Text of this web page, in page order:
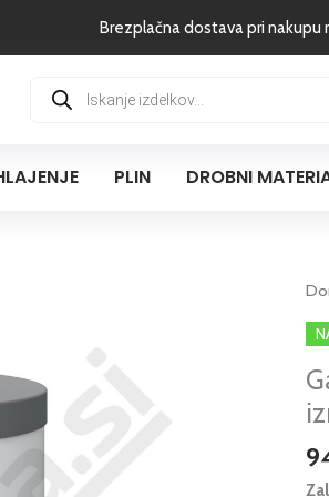
Brezplačna dostava pri nakupu
search
PLIN DROBNI
TOP
-